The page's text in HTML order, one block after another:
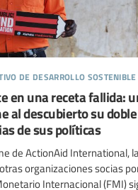
de desarrollo sostenible
en una receta fallida:
al descubierto su
de sus políticas
de ActionAid International,
organizaciones socias
Internacional (FMI)